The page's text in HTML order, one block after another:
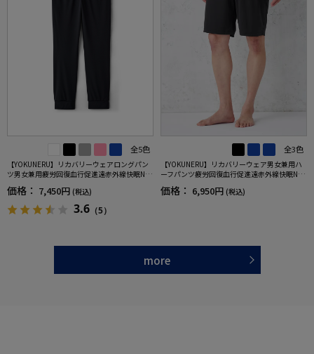
全5色
【YOKUNERU】リカバリーウェアロングパン
ツ男女兼用疲労回復血行促進遠赤外線快眠NA
NOMIX(R)【一般医療機器】SS～LLサイズ
価格： 7,450円 (税込)
3.6 （5）
全3色
【YOKUNERU】リカバリーウェア男女兼用ハ
ーフパンツ疲労回復血行促進遠赤外線快眠NA
NOMIX(R)【一般医療機器】SS～LLサイズ
価格： 6,950円 (税込)
more